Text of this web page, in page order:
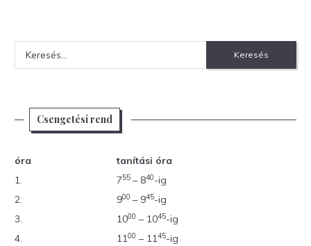
Keresés:
Csengetési rend
óra
tanítási óra
1.
755 – 840-ig
2.
900 – 945-ig
3.
1000 – 1045-ig
4.
1100 – 1145-ig